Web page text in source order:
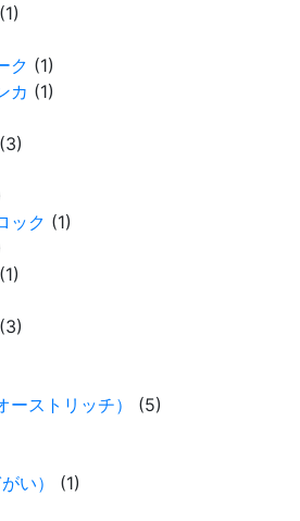
(1)
ク (1)
カ (1)
(3)
ック (1)
(1)
(3)
ーストリッチ）
(5)
い）
(1)